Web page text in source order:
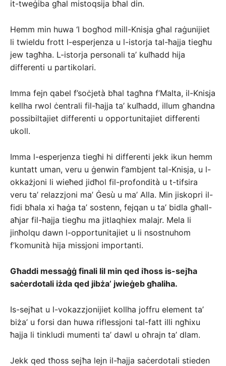
it-tweġiba għal mistoqsija bħal din.
Hemm min huwa ‘l bogħod mill-Knisja għal raġunijiet
li twieldu frott l-esperjenza u l-istorja tal-ħajja tiegħu
jew tagħha. L-istorja personali ta’ kulħadd hija
differenti u partikolari.
Imma fejn qabel f’soċjetà bħal tagħna f’Malta, il-Knisja
kellha rwol ċentrali fil-ħajja ta’ kulħadd, illum għandna
possibiltajiet differenti u opportunitajiet differenti
ukoll.
Imma l-esperjenza tiegħi hi differenti jekk ikun hemm
kuntatt uman, veru u ġenwin f’ambjent tal-Knisja, u l-
okkażjoni li wieħed jidħol fil-profondità u t-tifsira
veru ta’ relazzjoni ma’ Ġesù u ma’ Alla. Min jiskopri il-
fidi bħala xi ħaġa ta’ sostenn, fejqan u ta’ bidla għall-
aħjar fil-ħajja tiegħu ma jitlaqhiex malajr. Mela li
jinħolqu dawn l-opportunitajiet u li nsostnuhom
f’komunità hija missjoni importanti.
Għaddi messaġġ finali lil min qed iħoss is-sejħa
saċerdotali iżda qed jibża’ jwieġeb għaliha.
Is-sejħat u l-vokazzjonijiet kollha joffru element ta’
biża’ u forsi dan huwa riflessjoni tal-fatt illi ngħixu
ħajja li tinkludi mumenti ta’ dawl u oħrajn ta’ dlam.
Jekk qed tħoss sejħa lejn il-ħajja saċerdotali stieden